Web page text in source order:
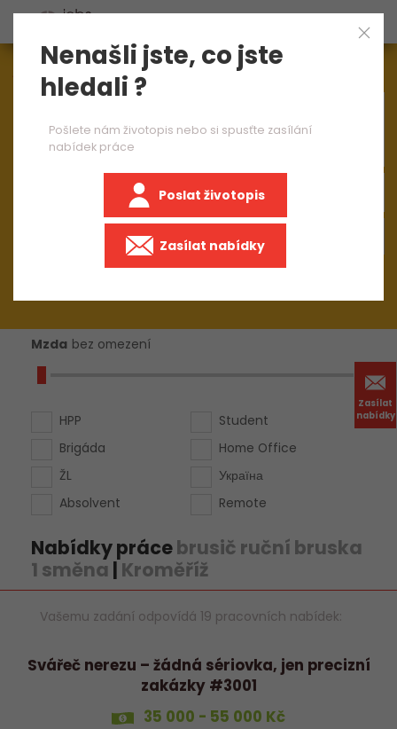
Zasílat
nabídky
Aktuálně1548nabídek práce
Mzda bez omezení
HPP
Brigáda
ŽL
Absolvent
Student
Home Office
Україна
Remote
Nabídky prácebrusič ruční bruska
1 směna | Kroměříž
Vašemu zadání odpovídá 19 pracovních nabídek:
Svářeč nerezu – žádná sériovka, jen precizní
zakázky #3001
35 000 - 55 000 Kč
Nenašli jste, co jste
hledali ?
Pošlete nám životopis nebo si spusťte zasílání
nabídek práce
Poslat životopis
Zasílat nabídky